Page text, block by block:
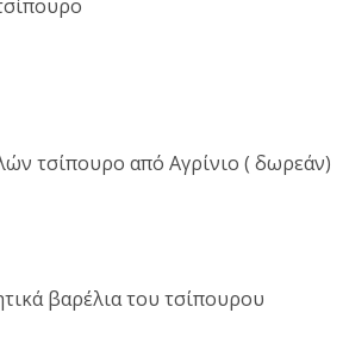
τσίπουρο από Αγρίνιο ( δωρεάν)
βαρέλια του τσίπουρου